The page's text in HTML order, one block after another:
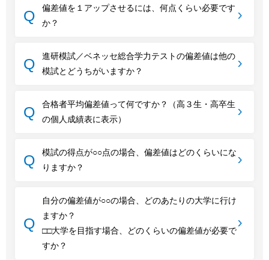
偏差値を１アップさせるには、何点くらい必要です
か？
進研模試／ベネッセ総合学力テストの偏差値は他の
模試とどうちがいますか？
合格者平均偏差値って何ですか？（高３生・高卒生
の個人成績表に表示）
模試の得点が○○点の場合、偏差値はどのくらいにな
りますか？
自分の偏差値が○○の場合、どのあたりの大学に行け
ますか？
□□大学を目指す場合、どのくらいの偏差値が必要で
すか？